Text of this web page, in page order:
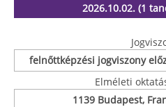
2026.10.02. (1
felnőttképzési jogviszony
Elméleti
1139 Budapest,